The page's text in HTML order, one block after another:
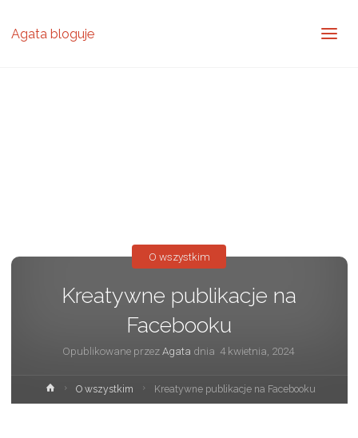
Agata bloguje
Kreatywne publikacje na
Facebooku
Opublikowane przezAgata dnia 4 kwietnia, 2024
O wszystkim
Strona
główna
O wszystkim Kreatywne publikacje na Facebooku